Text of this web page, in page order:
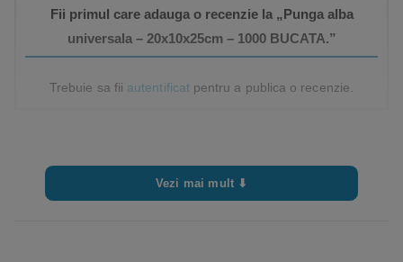
Fii primul care adauga o recenzie la „Punga alba
universala – 20x10x25cm – 1000 BUCATA.”
Trebuie sa fii autentificatpentru a publica o recenzie.
Vezi mai mult ⬇